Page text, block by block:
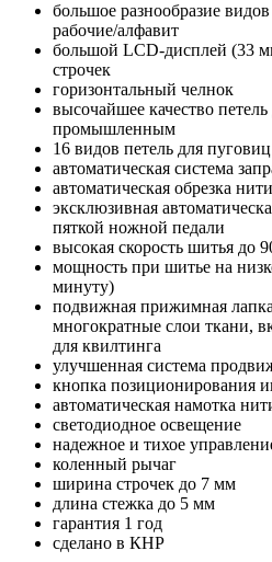
большое разнообразие
рабочие/алфавит
большой LCD-дисплей (33
строчек
горизонтальный челнок
высочайшее качество
промышленным
16 видов петель для пуговиц
автоматическая система
автоматическая обрезка
эксклюзивная
пяткой ножной педали
высокая скорость шитья до
мощность при шитье на
минуту)
подвижная прижимная
многократные слои ткани,
для квилтинга
улучшенная система
кнопка позиционирования
автоматическая намотка
светодиодное освещение
надежное и тихое
коленный рычаг
ширина строчек до 7 мм
длина стежка до 5 мм
гарантия 1 год
сделано в КНР